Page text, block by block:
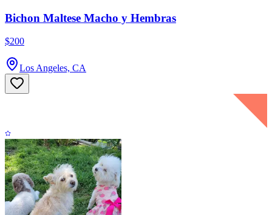
Bichon Maltese Macho y Hembras
$200
Los Angeles, CA